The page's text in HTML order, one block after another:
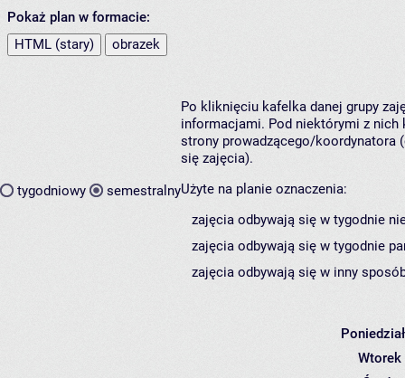
Pokaż plan w formacie:
HTML (stary)
obrazek
tygodniowy semestralny
Po kliknięciu kafelka danej grupy
informacjami. Pod niektórymi z nich
strony prowadzącego/koordynatora
się zajęcia).
Użyte na planie oznaczenia:
zajęcia odbywają się w tygodnie
zajęcia odbywają się w tygodnie
zajęcia odbywają się w inny
Wtorek